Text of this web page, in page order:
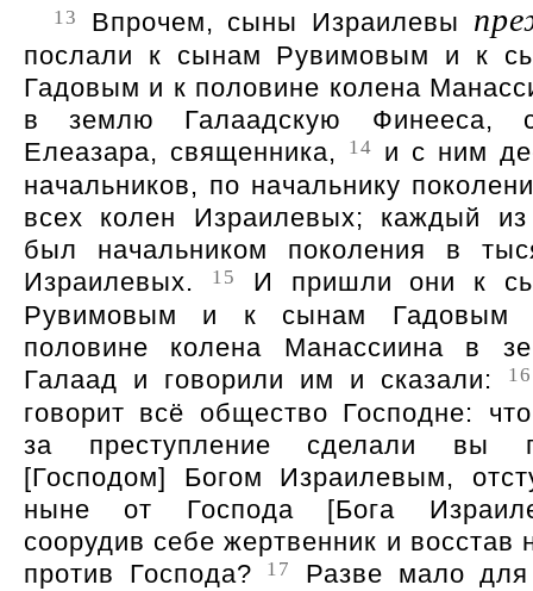
13 Впрочем, сыны Израилевы
послали к сынам Рувимовым и к
Гадовым и к половине колена
в землю Галаадскую Финееса,
Елеазара, священника,
14
и с ним
начальников, по начальнику
всех колен Израилевых; каждый
был начальником поколения в
Израилевых.
15
И пришли они к
Рувимовым и к сынам
половине колена Манассиина в
Галаад и говорили им и сказали:
16
говорит всё общество Господне:
за преступление сделали вы
[Господом] Богом Израилевым,
ныне от Господа [Бога
соорудив себе жертвенник и восстав
против Господа?
17
Разве мало